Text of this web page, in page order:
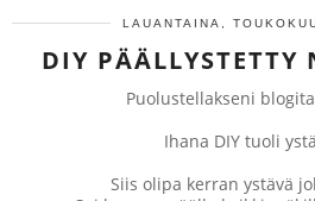
LAUANTAINA,
DIY PÄÄLLYSTETTY
Puolustellakseni
Ihana DIY tuoli
Siis olipa kerran ystävä